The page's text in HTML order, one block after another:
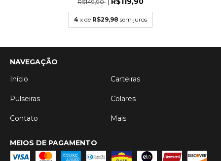
R$149,90
4 x de R$29,98 sem juros
NAVEGAÇÃO
Início
Carteiras
Pulseiras Colares
Contato Mais
MEIOS DE PAGAMENTO